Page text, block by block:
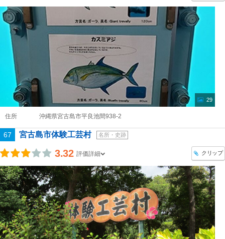
29
住所 沖縄県宮古島市平良池間938-2
67 宮古島市体験工芸村 名所・史跡
3.32 評価詳細 クリップ